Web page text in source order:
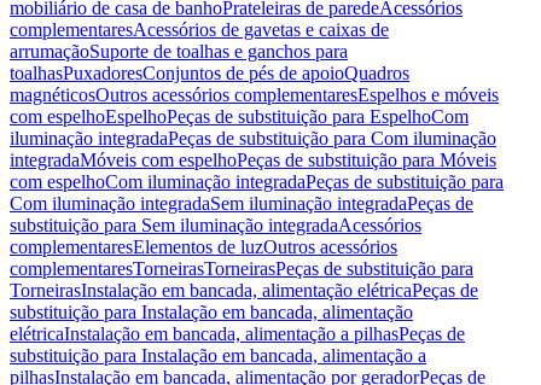
mobiliário de casa de banhoPrateleiras de paredeAcessórios
complementaresAcessórios de gavetas e caixas de
arrumaçãoSuporte de toalhas e ganchos para
toalhasPuxadoresConjuntos de pés de apoioQuadros
magnéticosOutros acessórios complementaresEspelhos e móveis
com espelhoEspelhoPeças de substituição para EspelhoCom
iluminação integradaPeças de substituição para Com iluminação
integradaMóveis com espelhoPeças de substituição para Móveis
com espelhoCom iluminação integradaPeças de substituição para
Com iluminação integradaSem iluminação integradaPeças de
substituição para Sem iluminação integradaAcessórios
complementaresElementos de luzOutros acessórios
complementaresTorneirasTorneirasPeças de substituição para
TorneirasInstalação em bancada, alimentação elétricaPeças de
substituição para Instalação em bancada, alimentação
elétricaInstalação em bancada, alimentação a pilhasPeças de
substituição para Instalação em bancada, alimentação a
pilhasInstalação em bancada, alimentação por geradorPeças de